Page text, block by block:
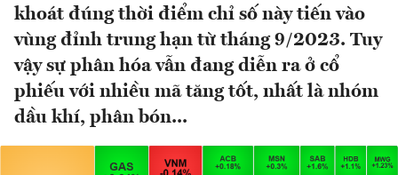
khoát đúng thời điểm chỉ số này tiến vào
vùng đỉnh trung hạn từ tháng 9/2023. Tuy
vậy sự phân hóa vẫn đang diễn ra ở cổ
phiếu với nhiều mã tăng tốt, nhất là nhóm
dầu khí, phân bón...